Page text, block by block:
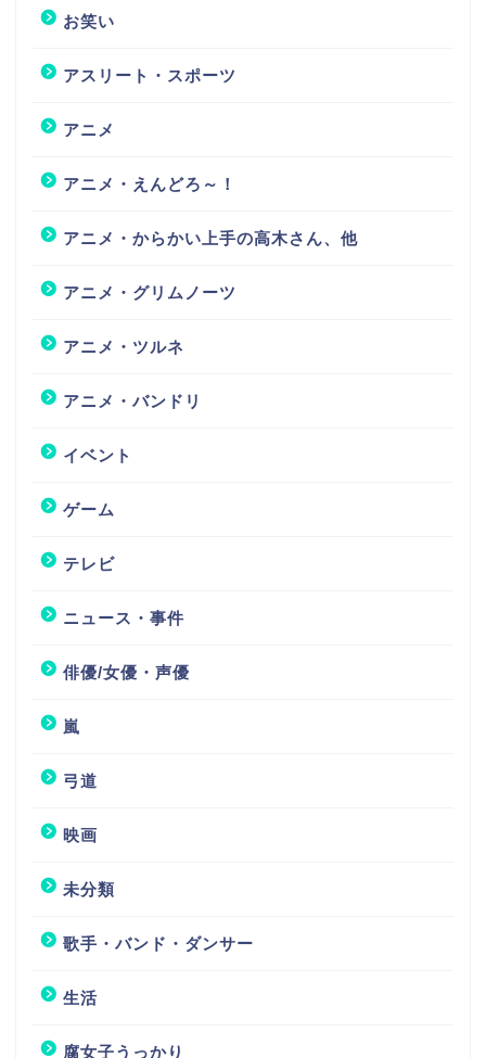
お笑い
アスリート・スポーツ
アニメ
アニメ・えんどろ～！
アニメ・からかい上手の高木さん、他
アニメ・グリムノーツ
アニメ・ツルネ
アニメ・バンドリ
イベント
ゲーム
テレビ
ニュース・事件
俳優/女優・声優
嵐
弓道
映画
未分類
歌手・バンド・ダンサー
生活
腐女子うっかり